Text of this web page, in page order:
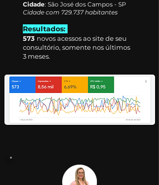
Cidade: São José dos Campos - SP
Cidade com 729.737 habitantes
Resultados:
573 novos acessos ao site de seu
consultório, somente nos últimos
3 meses.